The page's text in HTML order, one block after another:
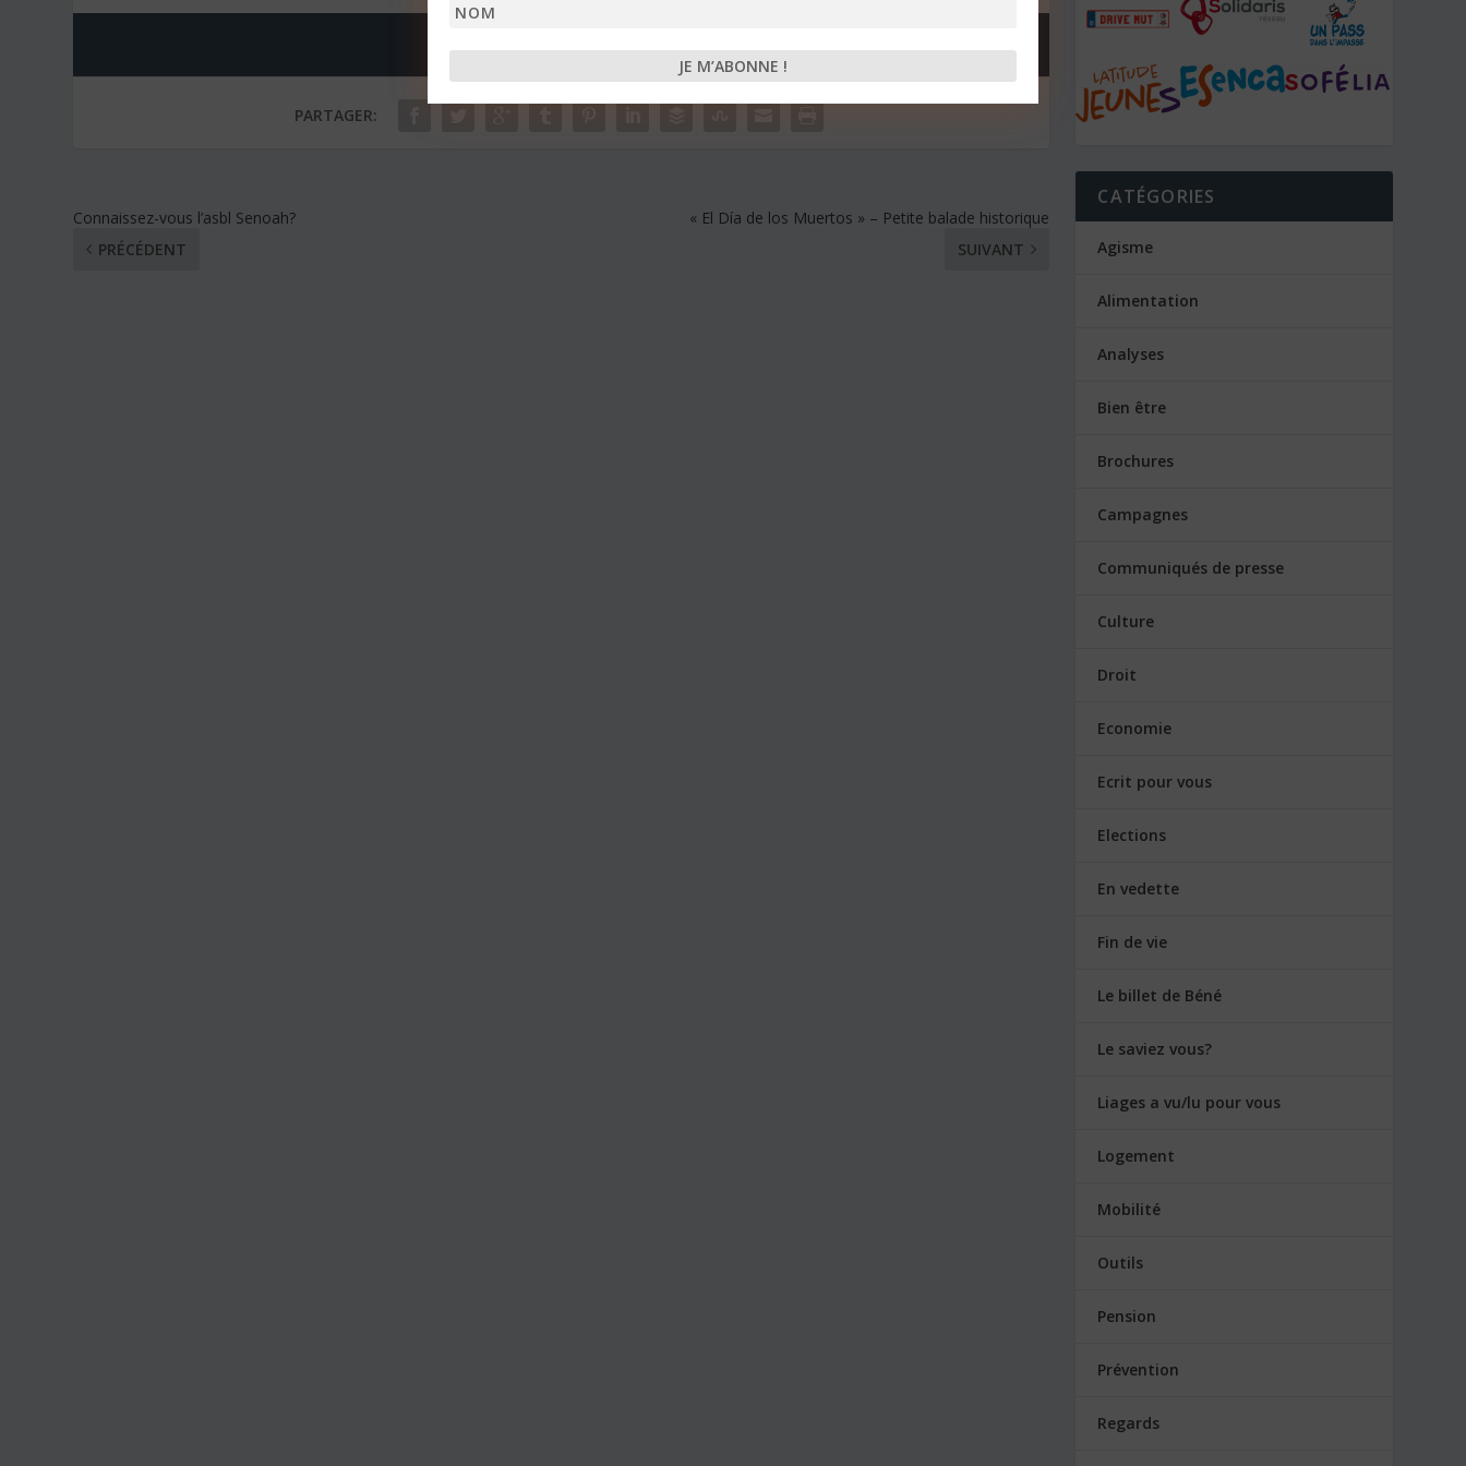
Nom
PARTAGER:
Connaissez-vous l’asbl Senoah?
PRÉCÉDENT
« El Día de los Muertos » – Petite balade historique
SUIVANT
CATÉGORIES
Agisme
Alimentation
Analyses
Bien être
Brochures
Campagnes
Communiqués de presse
Culture
Droit
Economie
Ecrit pour vous
Elections
En vedette
Fin de vie
Le billet de Béné
Le saviez vous?
Liages a vu/lu pour vous
Logement
Mobilité
Outils
Pension
Prévention
Regards